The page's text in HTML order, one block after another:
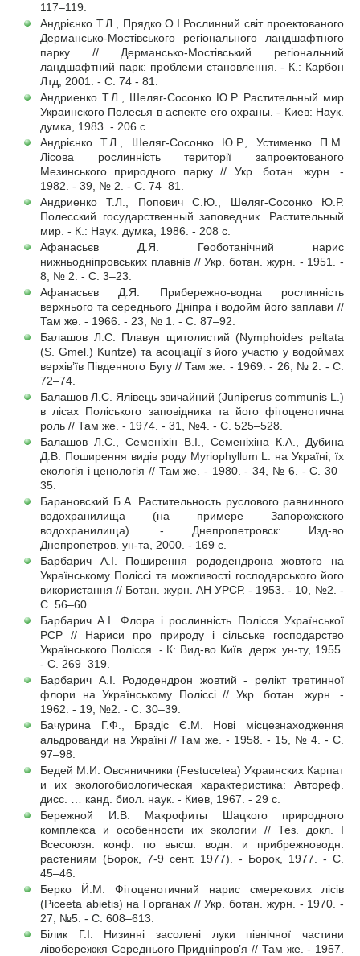
117–119.
Андрієнко Т.Л., Прядко О.І.Рослинний світ проектованого
Дермансько-Мостівського регіонального ландшафтного
парку // Дермансько-Мостівський регіональний
ландшафтний парк: проблеми становлення. - К.: Карбон
Лтд, 2001. - С. 74 - 81.
Андриенко Т.Л., Шеляг-Сосонко Ю.Р. Растительный мир
Украинского Полесья в аспекте его охраны. - Киев: Наук.
думка, 1983. - 206 с.
Андрієнко Т.Л., Шеляг-Сосонко Ю.Р., Устименко П.М.
Лісова рослинність території запроектованого
Мезинського природного парку // Укр. ботан. журн. -
1982. - 39, № 2. - С. 74–81.
Андриенко Т.Л., Попович С.Ю., Шеляг-Сосонко Ю.Р.
Полесский государственный заповедник. Растительный
мир. - К.: Наук. думка, 1986. - 208 с.
Афанасьєв Д.Я. Геоботанічний нарис
нижньодніпровських плавнів // Укр. ботан. журн. - 1951. -
8, № 2. - С. 3–23.
Афанасьєв Д.Я. Прибережно-водна рослинність
верхнього та середнього Дніпра і водойм його заплави //
Там же. - 1966. - 23, № 1. - С. 87–92.
Балашов Л.С. Плавун щитолистий (Nymphoides peltata
(S. Gmel.) Kuntze) та асоціації з його участю у водоймах
верхів’їв Південного Бугу // Там же. - 1969. - 26, № 2. - С.
72–74.
Балашов Л.С. Ялівець звичайний (Juniperus communis L.)
в лісах Поліського заповідника та його фітоценотична
роль // Там же. - 1974. - 31, №4. - С. 525–528.
Балашов Л.С., Семеніхін В.І., Семеніхіна К.А., Дубина
Д.В. Поширення видів роду Myriophyllum L. на Україні, їх
екологія і ценологія // Там же. - 1980. - 34, № 6. - С. 30–
35.
Барановский Б.А. Растительность руслового равнинного
водохранилища (на примере Запорожского
водохранилища). - Днепропетровск: Изд-во
Днепропетров. ун-та, 2000. - 169 с.
Барбарич А.І. Поширення рододендрона жовтого на
Українському Поліссі та можливості господарського його
використання // Ботан. журн. АН УРСР. - 1953. - 10, №2. -
С. 56–60.
Барбарич А.І. Флора і рослинність Полісся Української
РСР // Нариси про природу і сільське господарство
Українського Полісся. - К: Вид-во Київ. держ. ун-ту, 1955.
- С. 269–319.
Барбарич А.І. Рододендрон жовтий - релікт третинної
флори на Українському Поліссі // Укр. ботан. журн. -
1962. - 19, №2. - С. 30–39.
Бачурина Г.Ф., Брадіс Є.М. Нові місцезнаходження
альдрованди на Україні // Там же. - 1958. - 15, № 4. - С.
97–98.
Бедей М.И. Овсяничники (Festucetea) Украинских Карпат
и их экологобиологическая характеристика: Автореф.
дисс. … канд. биол. наук. - Киев, 1967. - 29 с.
Бережной И.В. Макрофиты Шацкого природного
комплекса и особенности их экологии // Тез. докл. І
Всесоюзн. конф. по высш. водн. и прибрежноводн.
растениям (Борок, 7-9 сент. 1977). - Борок, 1977. - С.
45–46.
Берко Й.М. Фітоценотичний нарис смерекових лісів
(Рісееtа abietis) на Горганах // Укр. ботан. журн. - 1970. -
27, №5. - С. 608–613.
Білик Г.І. Низинні засолені луки північної частини
лівобережжя Середнього Придніпров’я // Там же. - 1957.